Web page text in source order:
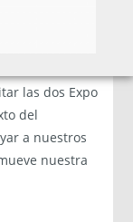
las dos Expo
del
a nuestros
nuestra